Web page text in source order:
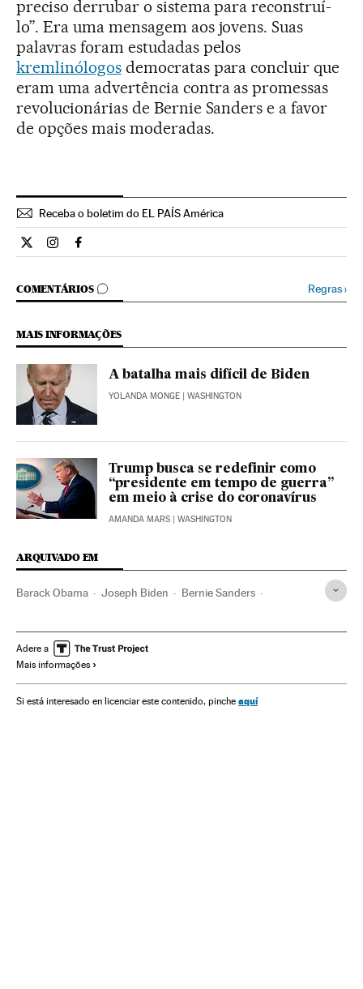
preciso derrubar o sistema para reconstruí-
lo”. Era uma mensagem aos jovens. Suas
palavras foram estudadas pelos
kremlinólogosdemocratas para concluir que
eram uma advertência contra as promessas
revolucionárias de Bernie Sanders e a favor
de opções mais moderadas.
Receba o boletim do EL PAÍS América
Internacional El País Brasil en Twitter
Internacional El País Brasil en Instagram
Internacional El País Brasil en Facebook
COMENTÁRIOS
COMENTÁRIOS Regras›
MAIS INFORMAÇÕES
A batalha mais difícil de Biden
YOLANDA MONGE | WASHINGTON
Trump busca se redefinir como
“presidente em tempo de guerra”
em meio à crise do coronavírus
AMANDA MARS | WASHINGTON
ARQUIVADO EM
Barack Obama Joseph Biden Bernie Sanders
Donald Trump
Adere a
Mais informações
Si está interesado en licenciar este contenido, pinche aquí